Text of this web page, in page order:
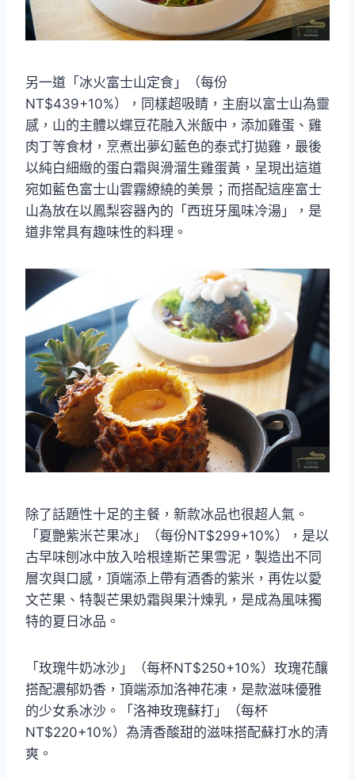
另一道「冰火富士山定食」（每份
NT$439+10%），同樣超吸睛，主廚以富士山為靈
感，山的主體以蝶豆花融入米飯中，添加雞蛋、雞
肉丁等食材，烹煮出夢幻藍色的泰式打拋雞，最後
以純白細緻的蛋白霜與滑溜生雞蛋黃，呈現出這道
宛如藍色富士山雲霧繚繞的美景；而搭配這座富士
山為放在以鳳梨容器內的「西班牙風味冷湯」，是
道非常具有趣味性的料理。
除了話題性十足的主餐，新款冰品也很超人氣。
「夏艷紫米芒果冰」（每份NT$299+10%），是以
古早味刨冰中放入哈根達斯芒果雪泥，製造出不同
層次與口感，頂端添上帶有酒香的紫米，再佐以愛
文芒果、特製芒果奶霜與果汁煉乳，是成為風味獨
特的夏日冰品。
「玫瑰牛奶冰沙」（每杯NT$250+10%）玫瑰花釀
搭配濃郁奶香，頂端添加洛神花凍，是款滋味優雅
的少女系冰沙。「洛神玫瑰蘇打」（每杯
NT$220+10%）為清香酸甜的滋味搭配蘇打水的清
爽。